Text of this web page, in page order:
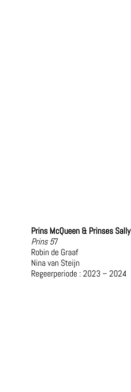
Prins McQueen & Prinses Sally
Prins 57
Robin de Graaf
Nina van Steijn
Regeerperiode : 2023 – 2024